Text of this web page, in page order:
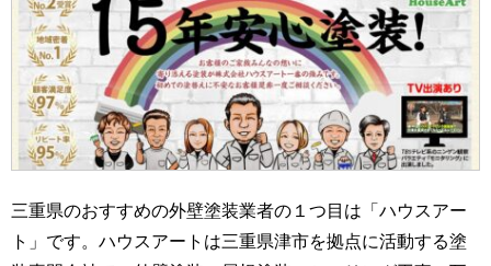
三重県のおすすめの外壁塗装業者の１つ目は「ハウスアー
ト」です。ハウスアートは三重県津市を拠点に活動する塗